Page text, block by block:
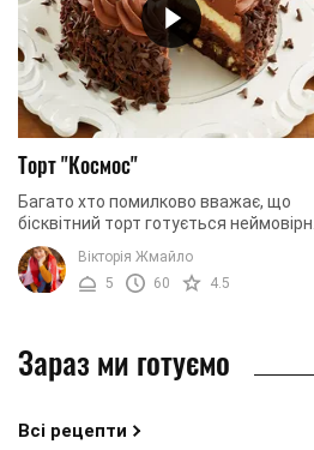
Торт "Космос"
Багато хто помилково вважає, що
бісквітний торт готується неймовірно
складно в домашніх умовах. Ми
пропонуємо розвіяти цей стереотип.
Достатньо лише ...
Вікторія Жмайло
5
60 4.5
Зараз ми готуємо
Всі рецепти